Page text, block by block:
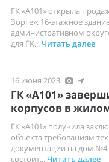
ГК «А101» открыла
Зорге»: 16-этажное
административном
для ГК...Читать далее
16 июня 2023
ГК «А101»
корпусов в
ГК «А101» получила
объекта требованиям
документации на дом
состоит...Читать далее